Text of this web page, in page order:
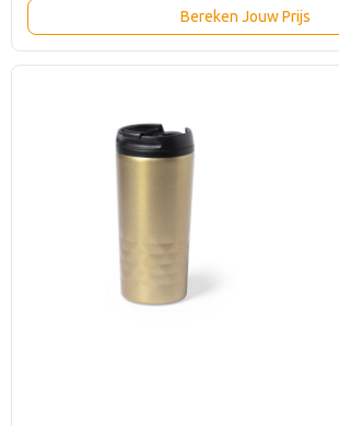
Bereken Jouw Prijs